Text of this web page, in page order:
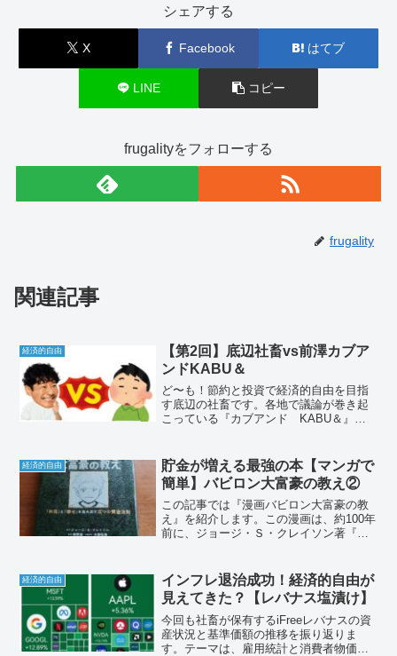
シェアする
X Facebook はてブ
LINE コピー
frugalityをフォローする
frugality
関連記事
経済的自由
【第2回】底辺社畜vs前澤カブア
ンドKABU＆
ど〜も！節約と投資で経済的自由を目指
す底辺の社畜です。各地で議論が巻き起
こっている『カブアンド KABU＆』は
す。
経済的自由
貯金が増える最強の本【マンガで
簡単】バビロン大富豪の教え②
この記事では『漫画バビロン大富豪の教
え』を紹介します。この漫画は、約100年
前に、ジョージ・Ｓ・クレイソン著『バ
道具』を紹介します。
経済的自由
インフレ退治成功！経済的自由が
見えてきた？【レバナス塩漬け】
今回も社畜が保有するiFreeレバナスの資
産状況と基準価額の推移を振り返りま
す。テーマは、雇用統計と消費者物価指